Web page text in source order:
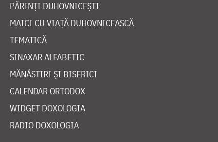
PĂRINȚI DUHOVNICEȘTI
MAICI CU VIAȚĂ DUHOVNICEASCĂ
TEMATICĂ
SINAXAR ALFABETIC
MĂNĂSTIRI ȘI BISERICI
CALENDAR ORTODOX
WIDGET DOXOLOGIA
RADIO DOXOLOGIA